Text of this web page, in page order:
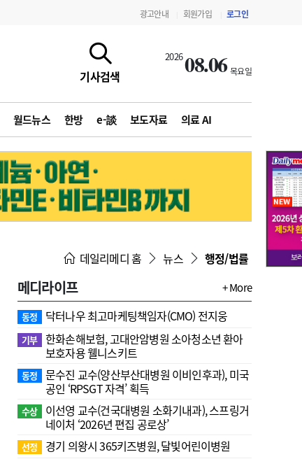
광고안내 회원가입 로그인
기사검색
202608.06 목요일
월드뉴스 한방 e-談 보도자료 의료 AI
지침·기준·평가 약제급여 심사 결과
데일리메디 홈 뉴스 행정/법률
메디라이프 + More
동정 닥터나우 최고마케팅책임자(CMO) 전지웅
기부 한화손해보험, 고대안암병원 소아청소년 환아
보호자용 웰니스키트
동정
문수진 교수( 양산부산대병원 이비인후과), 미국
공인 ‘RPSGT 자격’ 획득
수상
이선영 교수(건국대병원 소화기내과), 스프링거
네이처 ‘2026년 편집 공로상’
선정 경기 의왕시 365키즈병원, 달빛어린이병원